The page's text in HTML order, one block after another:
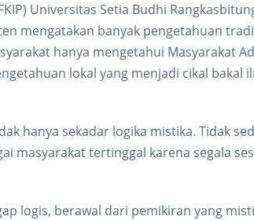
Universitas Setia Budhi
mengatakan banyak pengetahuan
hanya mengetahui Masyarakat
lokal yang menjadi cikal bakal
hanya sekadar logika mistika. Tidak
masyarakat tertinggal karena segala
logis, berawal dari pemikiran yang